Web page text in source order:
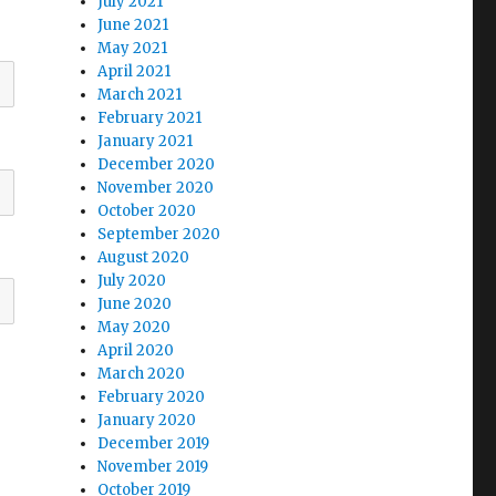
June 2021
May 2021
April 2021
March 2021
February 2021
January 2021
December 2020
November 2020
October 2020
September 2020
August 2020
July 2020
June 2020
May 2020
April 2020
March 2020
February 2020
January 2020
December 2019
November 2019
October 2019